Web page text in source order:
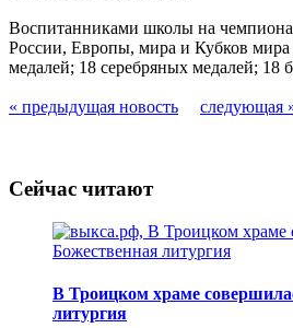
Воспитанниками школы на
России, Европы, мира и Кубков мира
медалей; 18 серебряных медалей; 18
« предыдущая новость следующая
Сейчас читают
В Троицком храме
литургия